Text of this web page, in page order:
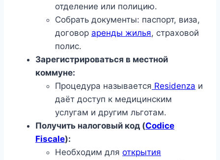
отделение или полицию.
Собрать документы: паспорт, виза,
договор аренды жилья, страховой
полис.
Зарегистрироваться в местной
коммуне:
Процедура называется Residenza и
даёт доступ к медицинским
услугам и другим льготам.
Получить налоговый код (Codice
Fiscale):
Необходим для открытия